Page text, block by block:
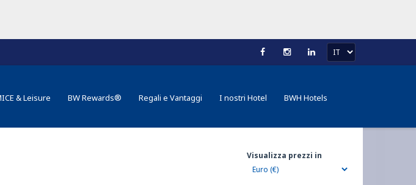
& Leisure BW Rewards® Regali e Vantaggi I nostri Hotel BWH Hotels
Visualizza prezzi in